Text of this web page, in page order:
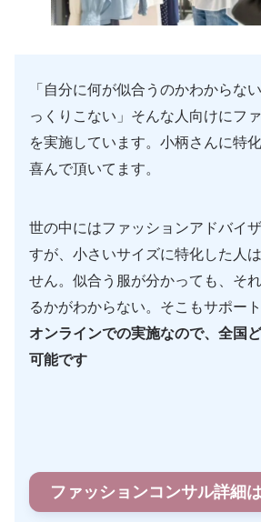
「自分に何が似合うのかわからな
っくりこない」そんな人向けにフ
を実施しています。小柄さんに特
喜んで頂いてます。
世の中にはファッションアドバイ
すが、小さいサイズに特化した人
せん。似合う服が分かっても、そ
るかがわからない。そこもサポー
オンラインでの実施なので、全国
可能です
ファッションコンサル詳細